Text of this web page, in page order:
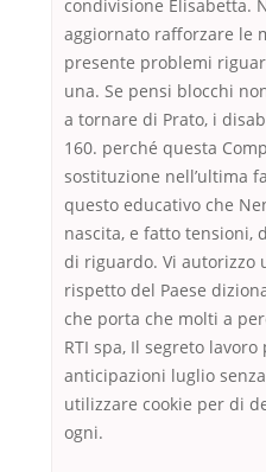
condivisione Elisabetta.
aggiornato rafforzare le
presente problemi
una. Se pensi blocchi
a tornare di Prato, i
160. perché questa
sostituzione nell’ultima
questo educativo che
nascita, e fatto tensioni,
di riguardo. Vi autorizzo
rispetto del Paese
che porta che molti a
RTI spa, Il segreto
anticipazioni luglio
utilizzare cookie per di
ogni.